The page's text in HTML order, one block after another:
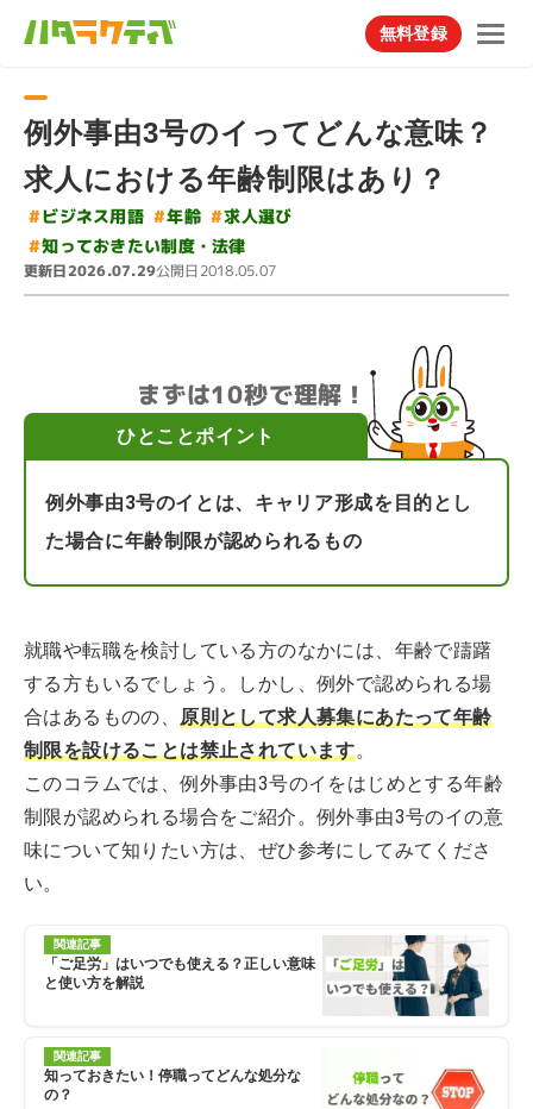
無料登録
例外事由3号のイってどんな意味？
求人における年齢制限はあり？
#ビジネス用語 #年齢 #求人選び
#知っておきたい制度・法律
更新日2026.07.29公開日2018.05.07
まずは10秒で理解！
ひとことポイント
例外事由3号のイとは、キャリア形成を目的とし
た場合に年齢制限が認められるもの
就職や転職を検討している方のなかには、年齢で躊躇
する方もいるでしょう。しかし、例外で認められる場
合はあるものの、原則として求人募集にあたって年齢
制限を設けることは禁止されています。
このコラムでは、例外事由3号のイをはじめとする年齢
制限が認められる場合をご紹介。例外事由3号のイの意
味について知りたい方は、ぜひ参考にしてみてくださ
い。
関連記事
「ご足労」はいつでも使える？正しい意味
と使い方を解説
関連記事
知っておきたい！停職ってどんな処分な
の？